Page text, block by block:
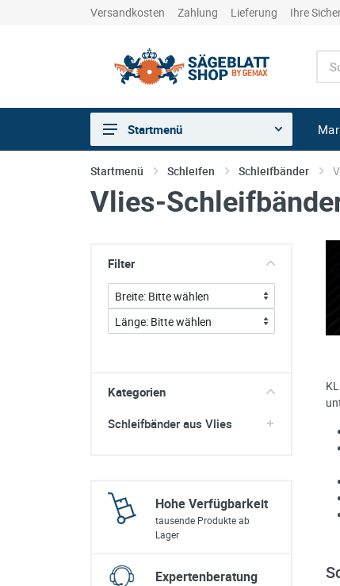
Versandkosten Zahlung Lieferung Ihre
Sägen
Trennen
Hobeln/Fräsen
Gewerkeshops
Startmenü
Startmenü Schleifen Schleifbänder
Vlies-
Filter
Kategorien
Schleifbänder aus Vlies
Hohe Verfügbarkeit
tausende Produkte ab
Lager
Expertenberatung